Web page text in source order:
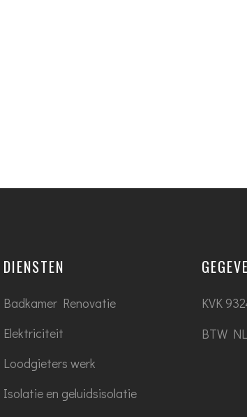
DIENSTEN
Badkamer Renovatie
Elektriciteit
Loodgieters werk
Isolatie en geluidsisolatie
KVK
BTW